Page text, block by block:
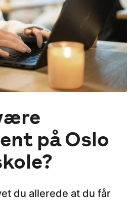
på Oslo
du allerede at du får